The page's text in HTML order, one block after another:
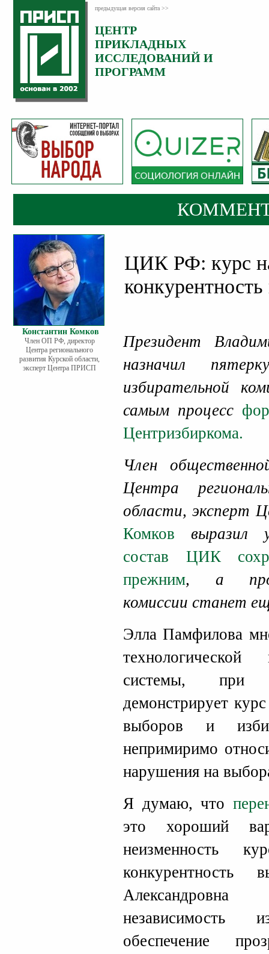
предыдущая версия сайта >>
ЦЕНТР
ПРИКЛАДНЫХ
ИССЛЕДОВАНИЙ И
ПРОГРАММ
Константин Комков
Член ОП РФ, директор
Центра регионального
развития Курской области,
эксперт Центра ПРИСП
ЦИК РФ: курс
Президент
назначил
избирательной
самым процесс
Центризбиркома.
Член
Центра
области,
Комков выразил
состав ЦИК
прежним, а
комиссии станет
Элла Памфилова
системы, при
демонстрирует
выборов и
непримиримо
нарушения на
Я думаю, что
это хороший
неизменность
конкурентность
Александровна
независимость
обеспечение
Категория:
Комментарии